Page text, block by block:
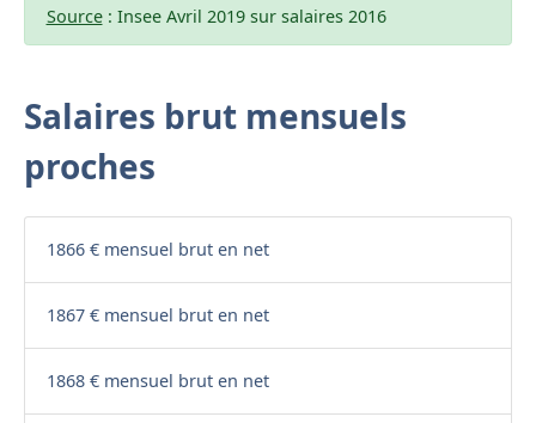
Source: Insee Avril 2019 sur salaires 2016
Salaires brut mensuels
proches
1866 € mensuel brut en net
1867 € mensuel brut en net
1868 € mensuel brut en net